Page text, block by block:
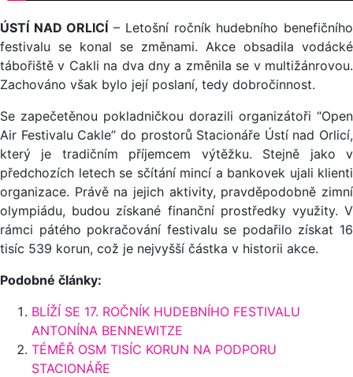
ÚSTÍ NAD ORLICÍ – Letošní ročník hudebního benefičního
festivalu se konal se změnami. Akce obsadila vodácké
tábořiště v Cakli na dva dny a změnila se v multižánrovou.
Zachováno však bylo její poslaní, tedy dobročinnost.
Se zapečetěnou pokladničkou dorazili organizátoři “Open
Air Festivalu Cakle” do prostorů Stacionáře Ústí nad Orlicí,
který je tradičním příjemcem výtěžku. Stejně jako v
předchozích letech se sčítání mincí a bankovek ujali klienti
organizace. Právě na jejich aktivity, pravděpodobně zimní
olympiádu, budou získané finanční prostředky využity. V
rámci pátého pokračování festivalu se podařilo získat 16
tisíc 539 korun, což je nejvyšší částka v historii akce.
Podobné články:
BLÍŽÍ SE 17. ROČNÍK HUDEBNÍHO FESTIVALU
ANTONÍNA BENNEWITZE
TÉMĚŘ OSM TISÍC KORUN NA PODPORU
STACIONÁŘE